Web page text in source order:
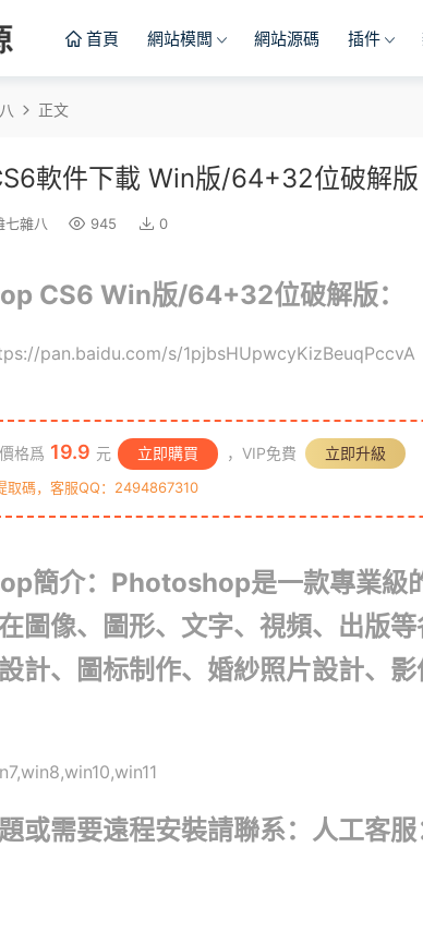
首頁 網站模闆 網站源碼 插件
正文
軟件下載 Win版/64+32位破解版
七雜八 945 0
CS6 Win版/64+32位破解版：
pan.baidu.com/s/1pjbsHUpwcyKizBeuqPccvA
格爲 19.9 元 立即購買 ，VIP免費 立即升級
取碼，客服QQ：2494867310
簡介：Photoshop是一款專業級
圖像、圖形、文字、視頻、出版
計、圖标制作、婚紗照片設計、
或需要遠程安裝請聯系：人工客